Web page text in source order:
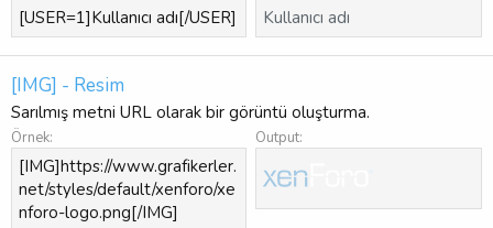
[USER=1]Kullanıcı adı[/USER] Kullanıcı adı
[IMG] - Resim
Sarılmış metni URL olarak bir görüntü oluşturma.
Örnek:
[IMG]https://www.grafikerler.
net/styles/default/xenforo/xe
nforo-logo.png[/IMG]
Output: